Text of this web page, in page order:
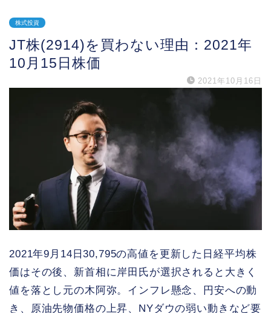
株式投資
JT株(2914)を買わない理由：2021年
10月15日株価
2021年10月16日
2021年9月14日30,795の高値を更新した日経平均株
価はその後、新首相に岸田氏が選択されると大きく
値を落とし元の木阿弥。インフレ懸念、円安への動
き、原油先物価格の上昇、NYダウの弱い動きなど要